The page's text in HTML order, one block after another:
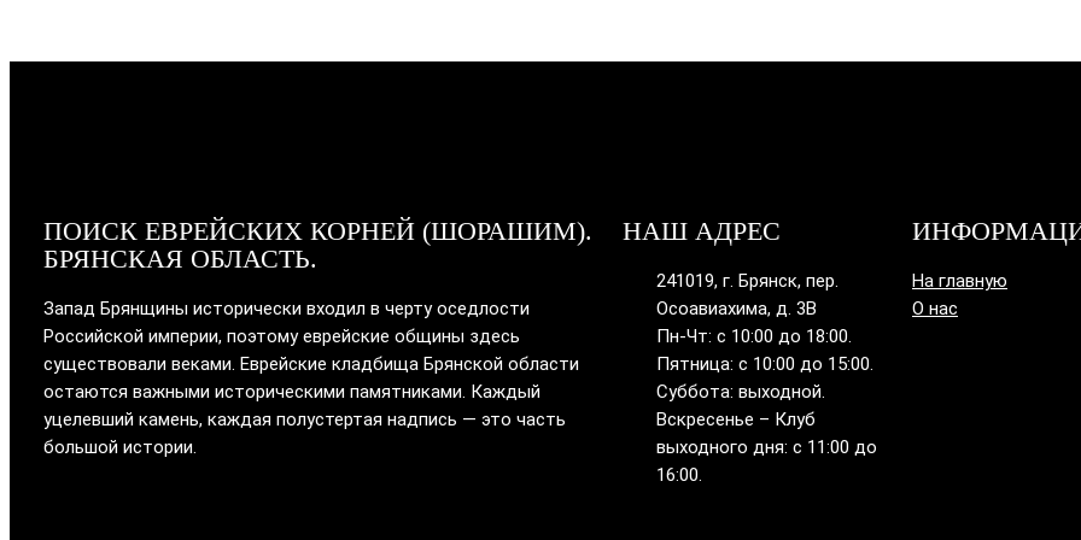
ПОИСК ЕВРЕЙСКИХ КОРНЕЙ (ШОРАШИМ).
БРЯНСКАЯ ОБЛАСТЬ.
Запад Брянщины исторически входил в черту оседлости
Российской империи, поэтому еврейские общины здесь
существовали веками. Еврейские кладбища Брянской области
остаются важными историческими памятниками. Каждый
уцелевший камень, каждая полустертая надпись — это часть
большой истории.
НАШ АДРЕС
241019, г. Брянск, пер.
Осоавиахима, д. 3В
Пн-Чт: с 10:00 до 18:00.
Пятница: с 10:00 до 15:00.
Суббота: выходной.
Вскресенье – Клуб
выходного дня: с 11:00 до
16:00.
На главную
О нас